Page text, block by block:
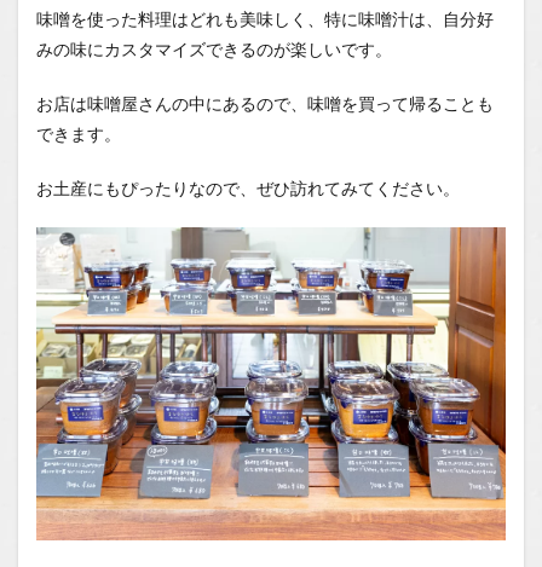
味噌を使った料理はどれも美味しく、特に味噌汁は、自分好
みの味にカスタマイズできるのが楽しいです。
お店は味噌屋さんの中にあるので、味噌を買って帰ることも
できます。
お土産にもぴったりなので、ぜひ訪れてみてください。